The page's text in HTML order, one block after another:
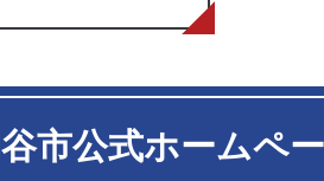
市公式ホームペ